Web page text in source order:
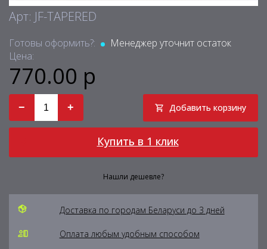
Арт: JF-TAPERED
Готовы оформить?:
Менеджер уточнит остаток
Цена:
770.00 р
− + Добавить корзину
Купить в 1 клик
Нашли дешевле?
Доставка по городам Беларуси до 3 дней
Оплата любым удобным способом